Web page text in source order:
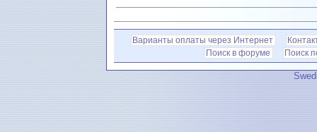
Варианты оплаты через Интернет
Поиск в форуме
Поиск